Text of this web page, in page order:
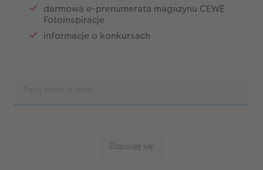
darmowa e-prenumerata magazynu CEWE
Fotoinspiracje
informacje o konkursach